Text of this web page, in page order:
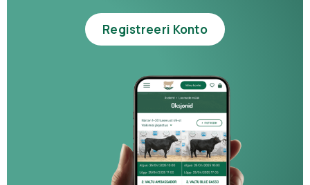
Registreeri Konto